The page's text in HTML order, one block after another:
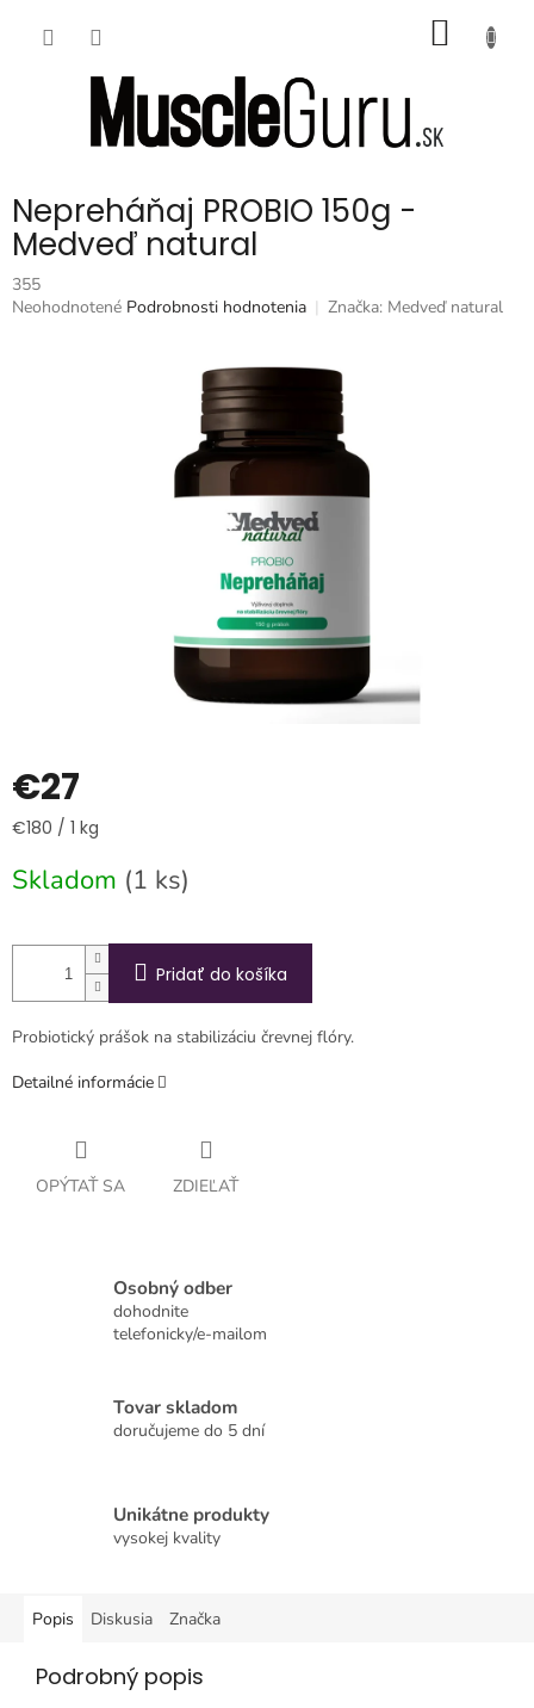
Nepreháňaj PROBIO 150g -
Medveď natural
355
Priemerné
Neohodnotené Podrobnosti hodnotenia Značka: Medveď natural
€27
Jednotková
€180 / 1 kg
Skladom (1 ks)
Pridať do košíka
Probiotický prášok na stabilizáciu črevnej flóry.
Detailné informácie
OPÝTAŤ SA ZDIEĽAŤ
Osobný odber
dohodnite
telefonicky/e-mailom
Tovar skladom
doručujeme do 5 dní
Unikátne produkty
vysokej kvality
Popis Diskusia Značka
Podrobný popis